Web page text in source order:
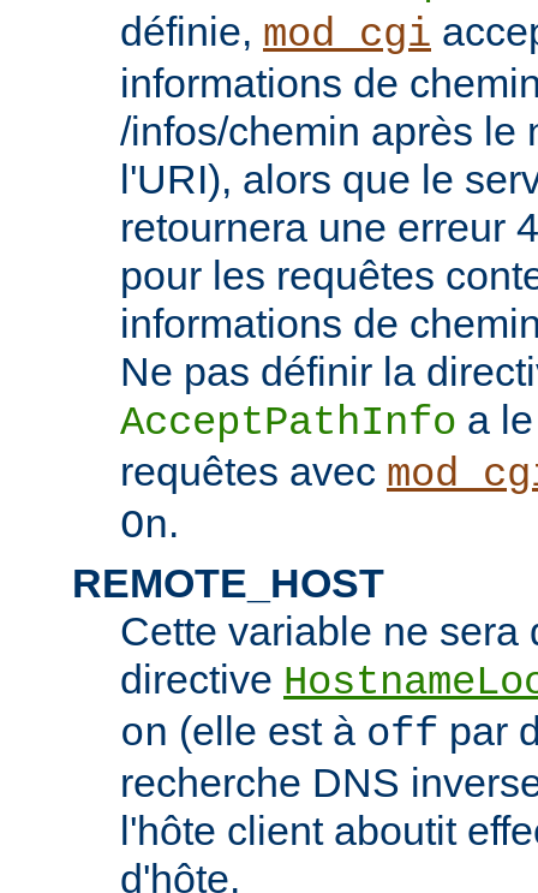
définie, mod_cgi
informations de
/infos/chemin après le
l'URI), alors que le
retournera une erreur
pour les requêtes
informations de
Ne pas définir la
AcceptPathInfo a
requêtes avec
On.
REMOTE_HOST
Cette variable ne sera
directive
on (elle est à off par
recherche DNS
l'hôte client aboutit
d'hôte.